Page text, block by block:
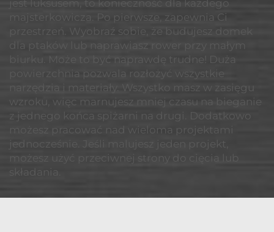
jest luksusem, to konieczność dla każdego
majsterkowicza. Po pierwsze, zapewnia Ci
przestrzeń. Wyobraź sobie, że budujesz domek
dla ptaków lub naprawiasz rower przy małym
biurku. Może to być naprawdę trudne! Duża
powierzchnia pozwala rozłożyć wszystkie
narzędzia i materiały. Wszystko masz w zasięgu
wzroku, więc marnujesz mniej czasu na bieganie
z jednego końca spiżarni na drugi. Dodatkowo
możesz pracować nad wieloma projektami
jednocześnie. Jeśli malujesz jeden projekt,
możesz użyć przeciwnej strony do cięcia lub
składania.